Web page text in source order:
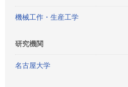
機械工作・生産工学
研究機関
名古屋大学